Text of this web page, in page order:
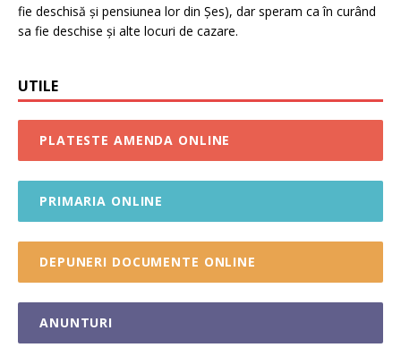
fie deschisă și pensiunea lor din Șes), dar speram ca în curând
sa fie deschise și alte locuri de cazare.
UTILE
PLATESTE AMENDA ONLINE
PRIMARIA ONLINE
DEPUNERI DOCUMENTE ONLINE
ANUNTURI